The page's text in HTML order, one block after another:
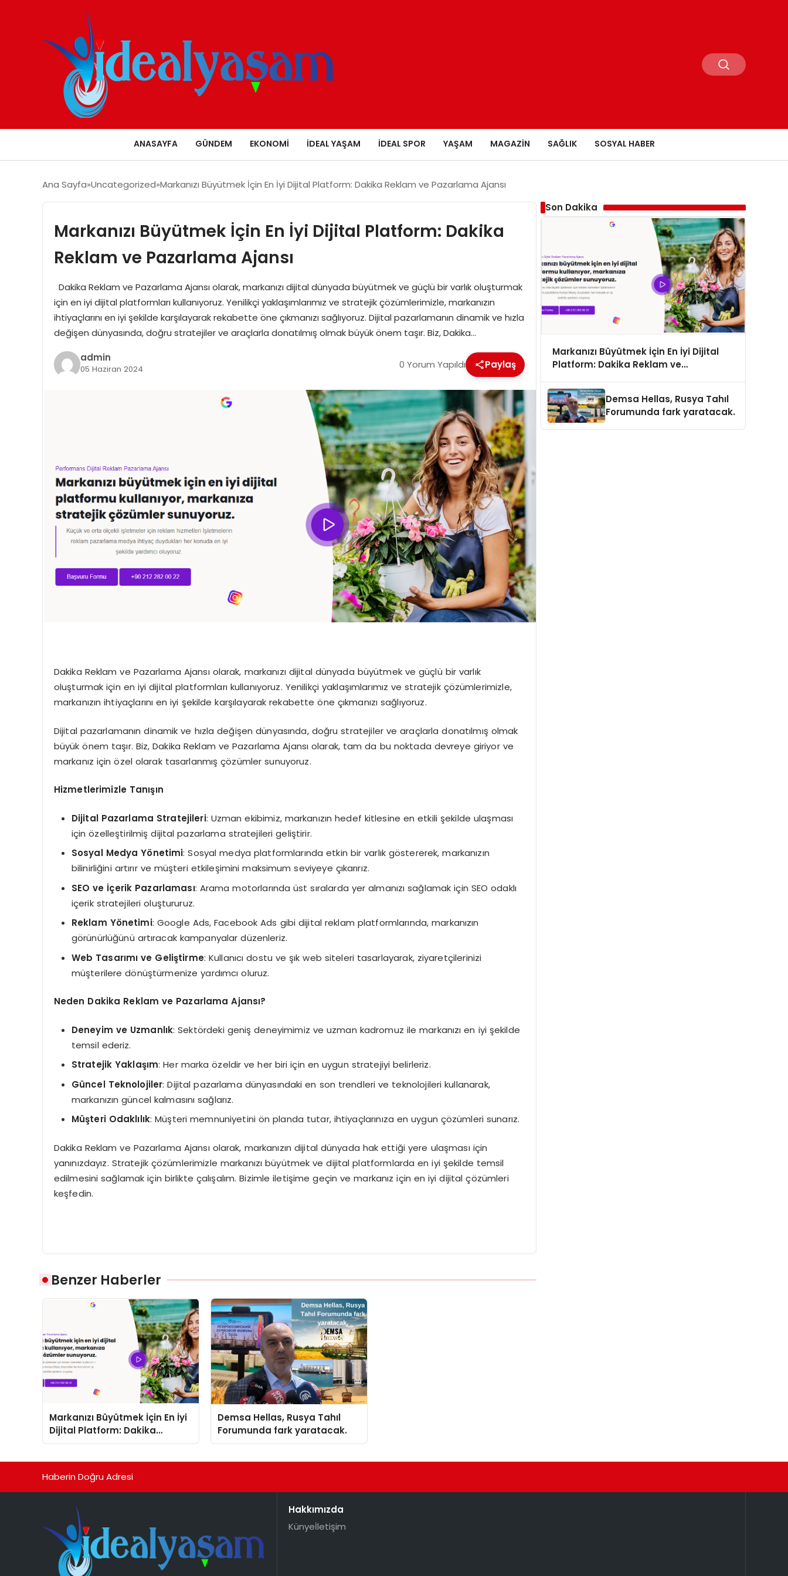
ANASAYFA GÜNDEM EKONOMI İDEAL YAŞAM İDEAL SPOR YAŞAM MAGAZIN SAĞLIK SOSYAL HABER
Ana Sayfa Uncategorized Markanızı Büyütmek İçin En İyi Dijital Platform: Dakika Reklam ve Pazarlama Ajansı
Markanızı Büyütmek İçin En İyi Dijital Platform: Dakika
Reklam ve Pazarlama Ajansı
Dakika Reklam ve Pazarlama Ajansı olarak, markanızı dijital dünyada büyütmek ve güçlü bir varlık oluşturmak
için en iyi dijital platformları kullanıyoruz. Yenilikçi yaklaşımlarımız ve stratejik çözümlerimizle, markanızın
ihtiyaçlarını en iyi şekilde karşılayarak rekabette öne çıkmanızı sağlıyoruz. Dijital pazarlamanın dinamik ve hızla
değişen dünyasında, doğru stratejiler ve araçlarla donatılmış olmak büyük önem taşır. Biz, Dakika…
admin
05 Haziran 2024 0 Yorum Yapıldı Paylaş
Dakika Reklam ve Pazarlama Ajansı olarak, markanızı dijital dünyada büyütmek ve güçlü bir varlık
oluşturmak için en iyi dijital platformları kullanıyoruz. Yenilikçi yaklaşımlarımız ve stratejik çözümlerimizle,
markanızın ihtiyaçlarını en iyi şekilde karşılayarak rekabette öne çıkmanızı sağlıyoruz.
Dijital pazarlamanın dinamik ve hızla değişen dünyasında, doğru stratejiler ve araçlarla donatılmış olmak
büyük önem taşır. Biz, Dakika Reklam ve Pazarlama Ajansı olarak, tam da bu noktada devreye giriyor ve
markanız için özel olarak tasarlanmış çözümler sunuyoruz.
Hizmetlerimizle Tanışın
Dijital Pazarlama Stratejileri: Uzman ekibimiz, markanızın hedef kitlesine en etkili şekilde ulaşması
için özelleştirilmiş dijital pazarlama stratejileri geliştirir.
Sosyal Medya Yönetimi: Sosyal medya platformlarında etkin bir varlık göstererek, markanızın
bilinirliğini artırır ve müşteri etkileşimini maksimum seviyeye çıkarırız.
SEO ve İçerik Pazarlaması: Arama motorlarında üst sıralarda yer almanızı sağlamak için SEO odaklı
içerik stratejileri oluştururuz.
Reklam Yönetimi: Google Ads, Facebook Ads gibi dijital reklam platformlarında, markanızın
görünürlüğünü artıracak kampanyalar düzenleriz.
Web Tasarımı ve Geliştirme: Kullanıcı dostu ve şık web siteleri tasarlayarak, ziyaretçilerinizi
müşterilere dönüştürmenize yardımcı oluruz.
Neden Dakika Reklam ve Pazarlama Ajansı?
Deneyim ve Uzmanlık: Sektördeki geniş deneyimimiz ve uzman kadromuz ile markanızı en iyi şekilde
temsil ederiz.
Stratejik Yaklaşım: Her marka özeldir ve her biri için en uygun stratejiyi belirleriz.
Güncel Teknolojiler: Dijital pazarlama dünyasındaki en son trendleri ve teknolojileri kullanarak,
markanızın güncel kalmasını sağlarız.
Müşteri Odaklılık: Müşteri memnuniyetini ön planda tutar, ihtiyaçlarınıza en uygun çözümleri sunarız.
Dakika Reklam ve Pazarlama Ajansı olarak, markanızın dijital dünyada hak ettiği yere ulaşması için
yanınızdayız. Stratejik çözümlerimizle markanızı büyütmek ve dijital platformlarda en iyi şekilde temsil
edilmesini sağlamak için birlikte çalışalım. Bizimle iletişime geçin ve markanız için en iyi dijital çözümleri
keşfedin.
Benzer Haberler
Markanızı Büyütmek İçin En İyi
Dijital Platform: Dakika
Reklam ve Pazarlama Ajansı
Demsa Hellas, Rusya Tahıl
Forumunda fark yaratacak.
Son Dakika
Markanızı Büyütmek İçin En İyi Dijital
Platform: Dakika Reklam ve
Demsa Hellas, Rusya Tahıl
Forumunda fark yaratacak.
Haberin Doğru Adresi
Hakkımızda
Künyeİletişim